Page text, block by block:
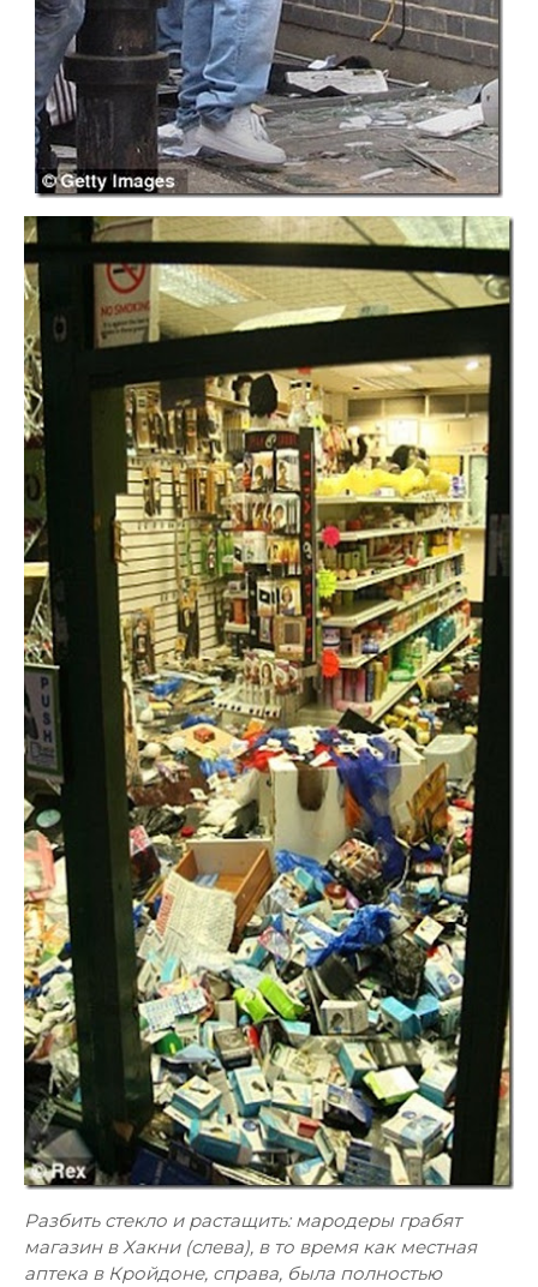
Разбить стекло и растащить: мародеры грабят
магазин в Хакни (слева), в то время как местная
аптека в Кройдоне, справа, была полностью